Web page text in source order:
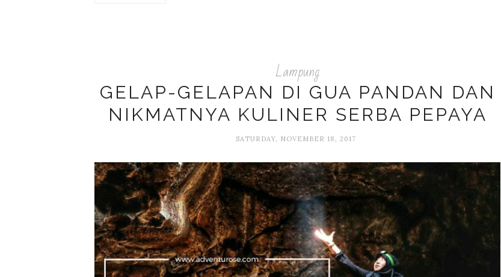
Lampung
GELAP-GELAPAN DI GUA PANDAN DAN
NIKMATNYA KULINER SERBA PEPAYA
SATURDAY, NOVEMBER 18, 2017